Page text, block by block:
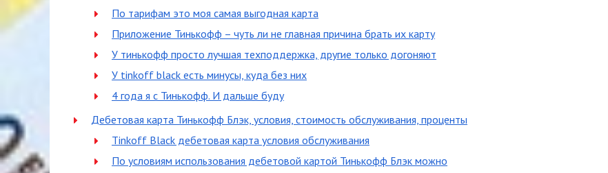
По тарифам это моя самая выгодная карта
Приложение Тинькофф – чуть ли не главная причина брать их карту
У тинькофф просто лучшая техподдержка, другие только догоняют
У tinkoff black есть минусы, куда без них
4 года я с Тинькофф. И дальше буду
Дебетовая карта Тинькофф Блэк, условия, стоимость обслуживания, проценты
Tinkoff Black дебетовая карта условия обслуживания
По условиям использования дебетовой картой Тинькофф Блэк можно